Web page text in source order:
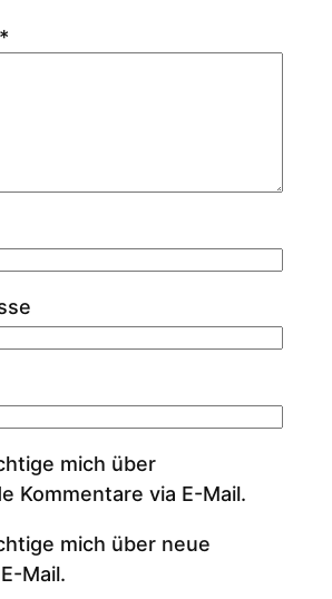
*
mich über
Kommentare via E-Mail.
mich über neue
Mail.